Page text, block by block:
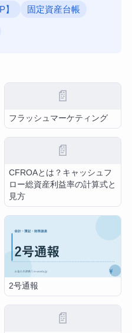
固定資産台帳
📄
フラッシュマーケティング
📄
CFROAとは？キャッシュフ
ロー総資産利益率の計算式と
見方
2号通報
📄